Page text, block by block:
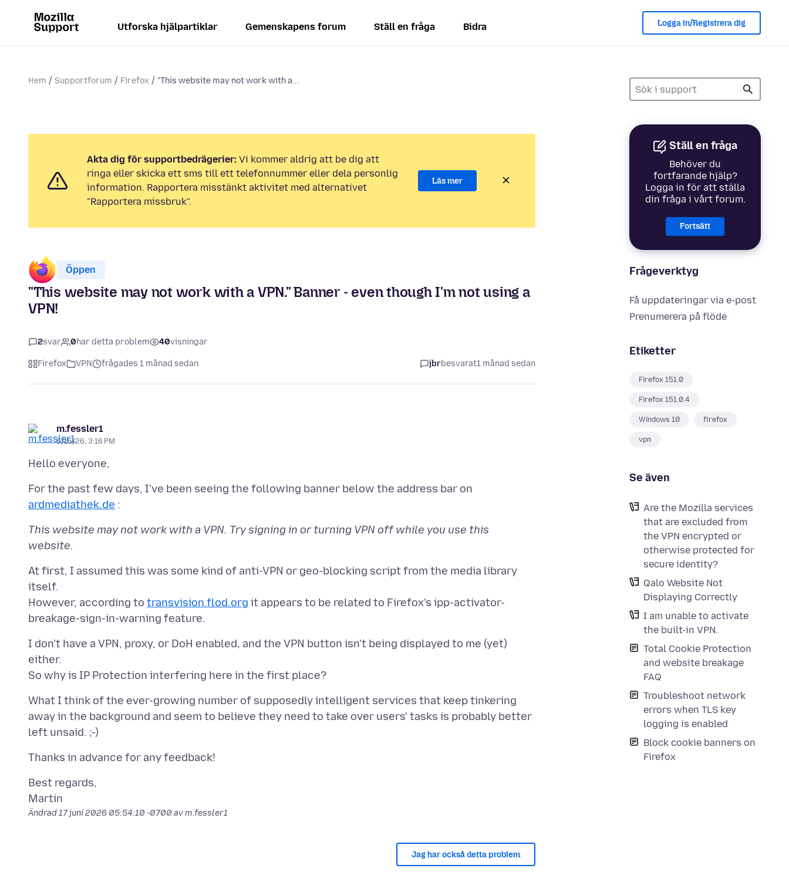
Utforska hjälpartiklar Gemenskapens forum Ställ en fråga Bidra Logga in/Registrera dig
Hem Supportforum Firefox "This website may not work with a...
Ställ en fråga
Behöver du
fortfarande hjälp?
Logga in för att ställa
din fråga i vårt forum.
Fortsätt
Frågeverktyg
Få uppdateringar via e-post
Prenumerera på flöde
Etiketter
Firefox 151.0
Firefox 151.0.4
Windows 10 firefox
vpn
Se även
Are the Mozilla services
that are excluded from
the VPN encrypted or
otherwise protected for
secure identity?
Qalo Website Not
Displaying Correctly
I am unable to activate
the built-in VPN.
Total Cookie Protection
and website breakage
FAQ
Troubleshoot network
errors when TLS key
logging is enabled
Block cookie banners on
Firefox
Akta dig för supportbedrägerier: Vi kommer aldrig att be dig att
ringa eller skicka ett sms till ett telefonnummer eller dela personlig
information. Rapportera misstänkt aktivitet med alternativet
"Rapportera missbruk".
Läs mer
Öppen
"This website may not work with a VPN." Banner - even though I'm not using a
VPN!
2svar 0har detta problem 40visningar
Firefox VPN frågades 1 månad sedan jbrbesvarat1 månad sedan
m.fessler1
6/15/26, 3:16 PM
For the past few days, I've been seeing the following banner below the address bar on
ardmediathek.de
This website may not work with a VPN. Try signing in or turning VPN off while you use this
website.
At first, I assumed this was some kind of anti-VPN or geo-blocking script from the media library
itself.
However, according to transvision.flod.org it appears to be related to Firefox's ipp-activator-
I don't have a VPN, proxy, or DoH enabled, and the VPN button isn't being displayed to me (yet)
either.
What I think of the ever-growing number of supposedly intelligent services that keep tinkering
away in the background and seem to believe they need to take over users' tasks is probably better
Best regards,
Ändrad17 juni 2026 05:54:10 -0700 av m.fessler1
Jag har också detta problem